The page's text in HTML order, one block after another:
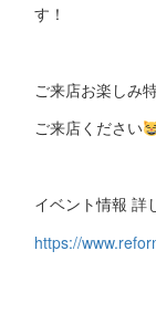
す！
ご来店お楽しみ
ご来店ください
イベント情報 詳
https://